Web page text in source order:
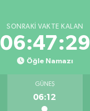
SONRAKI VAKTE KALAN
06:47:29
Öğle Namazı
GÜNEŞ
06:12